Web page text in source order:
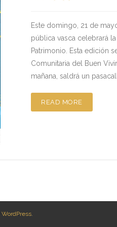
Este domingo, 21 de
pública vasca celebrará
Patrimonio. Esta edición
Comunitaria del Buen
mañana, saldrá un
READ MORE
WordPress.